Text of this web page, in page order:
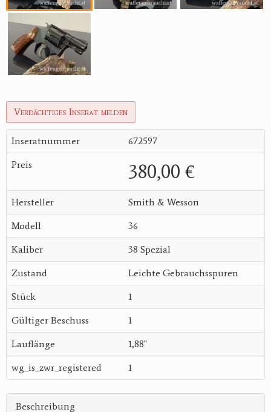
Verdächtiges Inserat melden
Inseratnummer 672597
Preis 380,00 €
Hersteller Smith & Wesson
Modell 36
Kaliber 38 Spezial
Zustand Leichte Gebrauchsspuren
Stück 1
Gültiger Beschuss 1
Lauflänge 1,88"
wg_is_zwr_registered 1
Beschreibung